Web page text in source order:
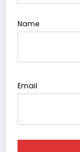
Name
Email